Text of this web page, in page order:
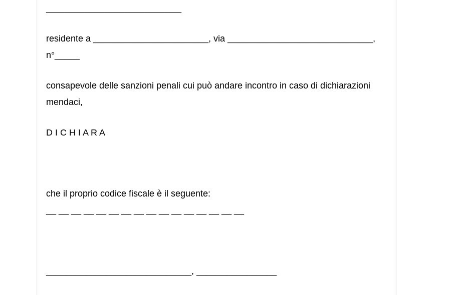
residente a _______________________, via _____________________________,
n°_____
consapevole delle sanzioni penali cui può andare incontro in caso di dichiarazioni
mendaci,
D I C H I A R A
che il proprio codice fiscale è il seguente:
_____________________________, ________________